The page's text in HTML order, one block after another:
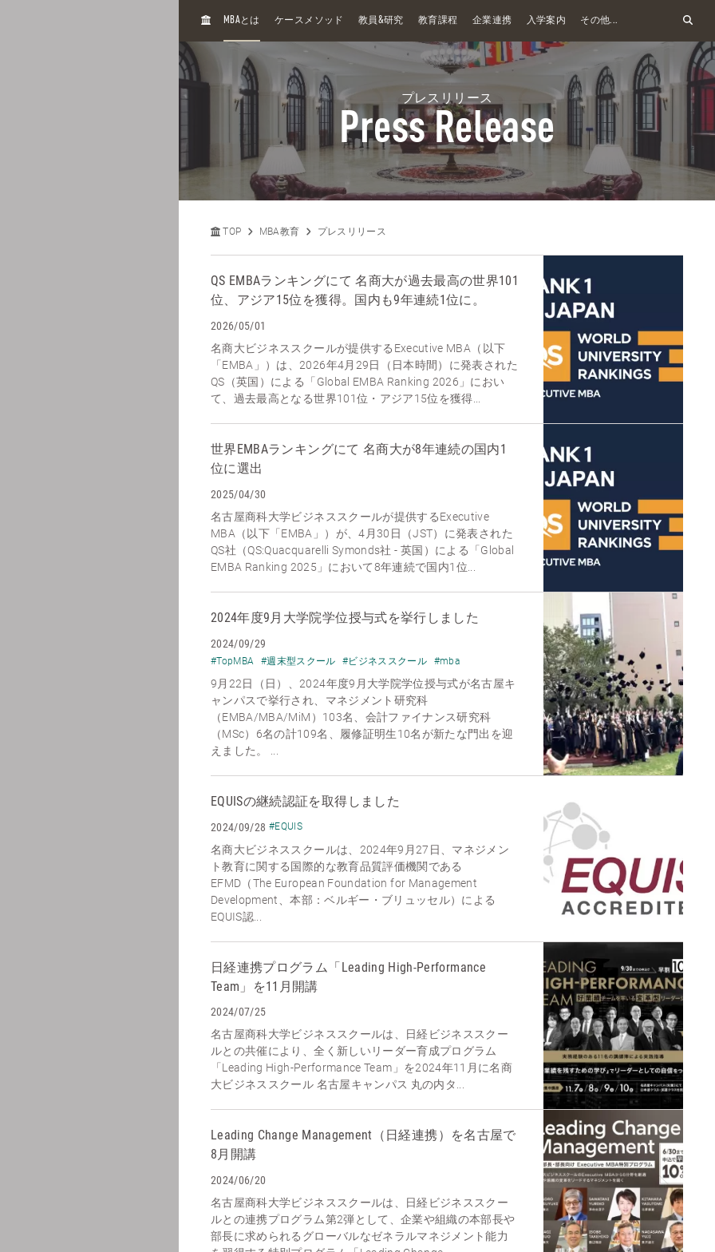
H
MBAとは ケースメソッド 教員&研究 教育課程 企業連携 入学案内 その他...
プレスリリース
Press Release
TOP MBA教育 プレスリリース
QS EMBAランキングにて 名商大が過去最高の世界101
位、アジア15位を獲得。国内も9年連続1位に。
2026/05/01
名商大ビジネススクールが提供するExecutive MBA（以下
「EMBA」）は、2026年4月29日（日本時間）に発表された
QS（英国）による「Global EMBA Ranking 2026」におい
て、過去最高となる世界101位・アジア15位を獲得...
世界EMBAランキングにて 名商大が8年連続の国内1
位に選出
2025/04/30
名古屋商科大学ビジネススクールが提供するExecutive
MBA（以下「EMBA」）が、4月30日（JST）に発表された
QS社（QS:Quacquarelli Symonds社 - 英国）による「Global
EMBA Ranking 2025」において8年連続で国内1位...
2024年度9月大学院学位授与式を挙行しました
2024/09/29
#TopMBA #週末型スクール #ビジネススクール #mba
9月22日（日）、2024年度9月大学院学位授与式が名古屋キ
ャンパスで挙行され、マネジメント研究科
（EMBA/MBA/MiM）103名、会計ファイナンス研究科
（MSc）6名の計109名、履修証明生10名が新たな門出を迎
えました。 ...
EQUISの継続認証を取得しました
2024/09/28 #EQUIS
名商大ビジネススクールは、2024年9月27日、マネジメン
ト教育に関する国際的な教育品質評価機関である
EFMD（The European Foundation for Management
Development、本部：ベルギー・ブリュッセル）による
EQUIS認...
日経連携プログラム「Leading High-Performance
Team」を11月開講
2024/07/25
名古屋商科大学ビジネススクールは、日経ビジネススクー
ルとの共催により、全く新しいリーダー育成プログラム
「Leading High-Performance Team」を2024年11月に名商
大ビジネススクール 名古屋キャンパス 丸の内タ...
Leading Change Management（日経連携）を名古屋で
8月開講
2024/06/20
名古屋商科大学ビジネススクールは、日経ビジネススクー
ルとの連携プログラム第2弾として、企業や組織の本部長や
部長に求められるグローバルなゼネラルマネジメント能力